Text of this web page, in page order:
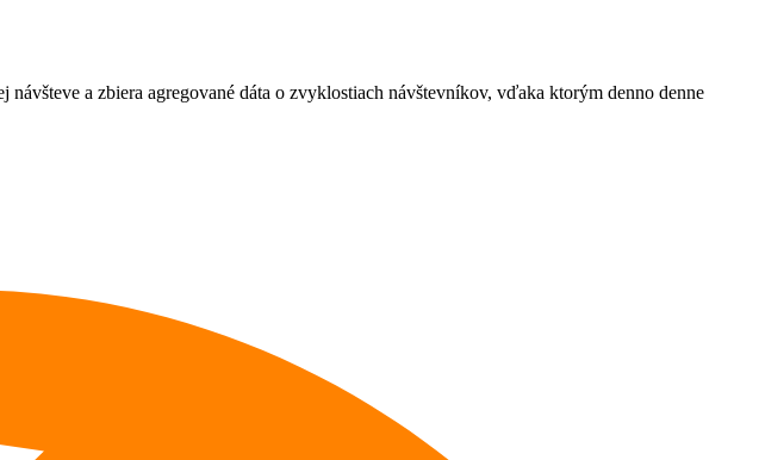
a zbiera agregované dáta o zvyklostiach návštevníkov, vďaka ktorým denno denne